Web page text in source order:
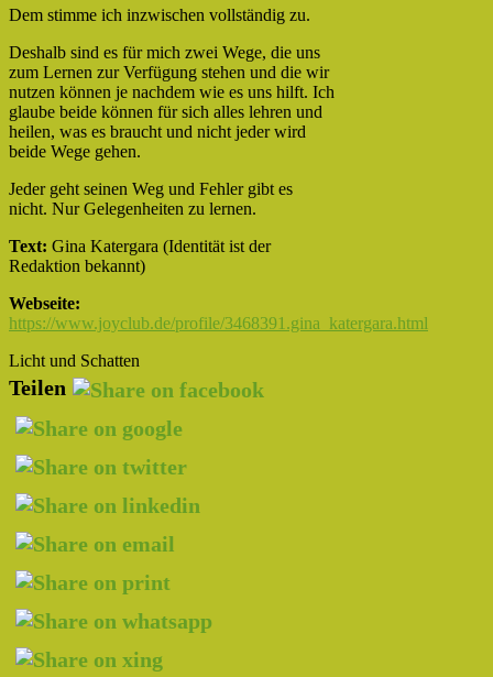
Dem stimme ich inzwischen vollständig zu.
Deshalb sind es für mich zwei Wege, die uns
zum Lernen zur Verfügung stehen und die wir
nutzen können je nachdem wie es uns hilft. Ich
glaube beide können für sich alles lehren und
heilen, was es braucht und nicht jeder wird
beide Wege gehen.
Jeder geht seinen Weg und Fehler gibt es
nicht. Nur Gelegenheiten zu lernen.
Text: Gina Katergara (Identität ist der
Redaktion bekannt)
Webseite:
https://www.joyclub.de/profile/3468391.gina_katergara.html
Licht und Schatten
Teilen